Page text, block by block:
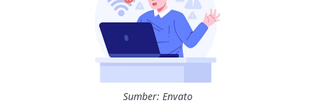
Sumber: Envato